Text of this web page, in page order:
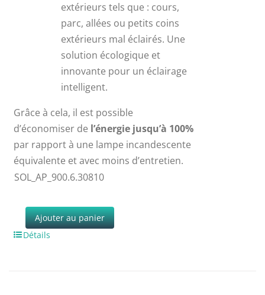
extérieurs tels que : cours,
parc, allées ou petits coins
extérieurs mal éclairés. Une
solution écologique et
innovante pour un éclairage
intelligent.
Grâce à cela, il est possible
d’économiser de l’énergie jusqu’à 100%
par rapport à une lampe incandescente
équivalente et avec moins d’entretien.
SOL_AP_900.6.30810
Ajouter au panier
Détails